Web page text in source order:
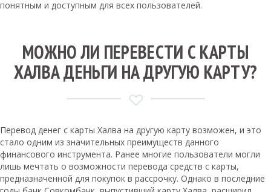
понятным и доступным для всех пользователей.
МОЖНО ЛИ ПЕРЕВЕСТИ С КАРТЫ
ХАЛВА ДЕНЬГИ НА ДРУГУЮ КАРТУ?
Перевод денег с карты Халва на другую карту возможен, и это
стало одним из значительных преимуществ данного
финансового инструмента. Ранее многие пользователи могли
лишь мечтать о возможности перевода средств с карты,
предназначенной для покупок в рассрочку. Однако в последние